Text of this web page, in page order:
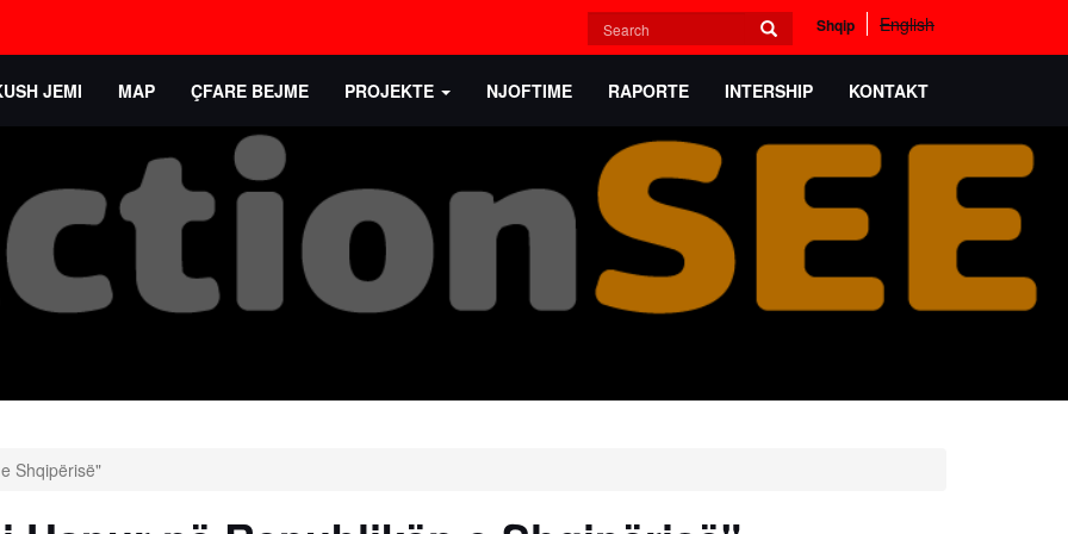
Shqip English
Search
form
Search
JEMI
MAP ÇFARE BEJME PROJEKTE NJOFTIME RAPORTE INTERSHIP KONTAKT
Shqipërisë"